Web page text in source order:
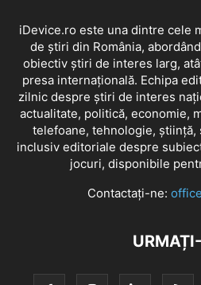
iDevice.ro este una dintre cele
de știri din România,
obiectiv știri de interes larg,
presa internațională. Echipa
zilnic despre știri de interes
actualitate, politică, economie,
telefoane, tehnologie, știință,
inclusiv editoriale despre
jocuri, disponibile
Contactați-ne: